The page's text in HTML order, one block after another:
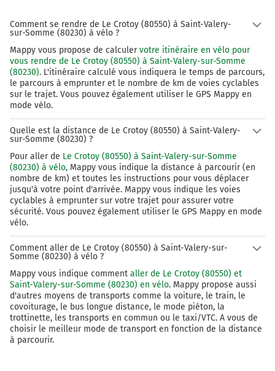
Comment se rendre de Le Crotoy (80550) à Saint-Valery-
sur-Somme (80230) à vélo ?
Mappy vous propose de calculervotre itinéraire en vélo pour
vous rendre de Le Crotoy (80550) à Saint-Valery-sur-Somme
(80230). L'itinéraire calculé vous indiquera le temps de parcours,
le parcours à emprunter et le nombre de km de voies cyclables
sur le trajet. Vous pouvez également utiliser le GPS Mappy en
mode vélo.
Quelle est la distance de Le Crotoy (80550) à Saint-Valery-
sur-Somme (80230) ?
Pour aller de Le Crotoy (80550) à Saint-Valery-sur-Somme
(80230) à vélo, Mappy vous indique la distance à parcourir (en
nombre de km) et toutes les instructions pour vous déplacer
jusqu'à votre point d'arrivée. Mappy vous indique les voies
cyclables à emprunter sur votre trajet pour assurer votre
sécurité. Vous pouvez également utiliser le GPS Mappy en mode
vélo.
Comment aller de Le Crotoy (80550) à Saint-Valery-sur-
Somme (80230) à vélo ?
Mappy vous indique comment aller de Le Crotoy (80550) et
Saint-Valery-sur-Somme (80230) en vélo. Mappy propose aussi
d'autres moyens de transports comme la voiture, le train, le
covoiturage, le bus longue distance, le mode piéton, la
trottinette, les transports en commun ou le taxi/VTC. A vous de
choisir le meilleur mode de transport en fonction de la distance
à parcourir.